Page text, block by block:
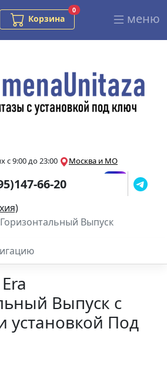
содержанию
консультация
Корзина
0Заказов в корзине
меню
с 9:00 до 23:00 Москва и МО
66-20
Выпуск
Выпуск с
установкой Под